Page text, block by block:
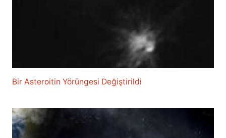
Bir Asteroitin Yörüngesi Değiştirildi